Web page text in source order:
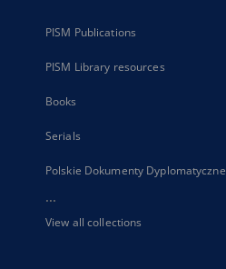
PISM Publications
PISM Library resources
Books
Serials
Polskie Dokumenty Dyplomatyczne
...
View all collections